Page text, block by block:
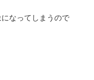
なってしまうので